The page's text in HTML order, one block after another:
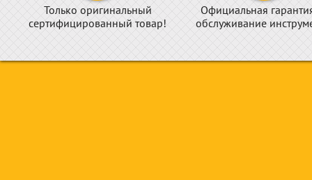
Только оригинальный
сертифицированный товар!
Официальная
обслуживание